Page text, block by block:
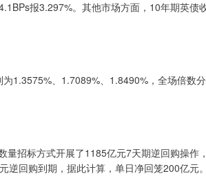
报3.297%。其他市场方面，10年期英债
、1.7089%、1.8490%，全场倍数分
招标方式开展了1185亿元7天期逆回购操作
回购到期，据此计算，单日净回笼200亿元。